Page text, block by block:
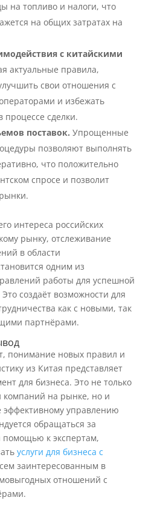
на топливо и налоги, что
на общих затратах на
с китайскими
актуальные правила,
свои отношения с
и избежать
сделки.
поставок. Упрощенные
позволяют выполнять
что положительно
спросе и позволит
интереса российских
рынку, отслеживание
в области
одним из
работы для успешной
создаёт возможности для
как с новыми, так
партнёрами.
понимание новых правил и
из Китая представляет
для бизнеса. Это не только
компаний на рынке, но и
эффективному управлению
обращаться за
помощью к экспертам,
услуги для бизнеса с
заинтересованным в
отношений с